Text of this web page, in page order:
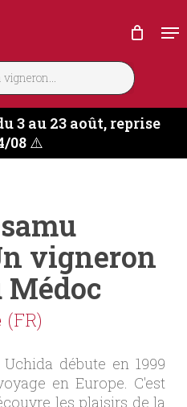
3 au 23 août, reprise
08⚠️
vigneron
(FR)
Uchida débute en 1999
en Europe. C'est
les plaisirs de la